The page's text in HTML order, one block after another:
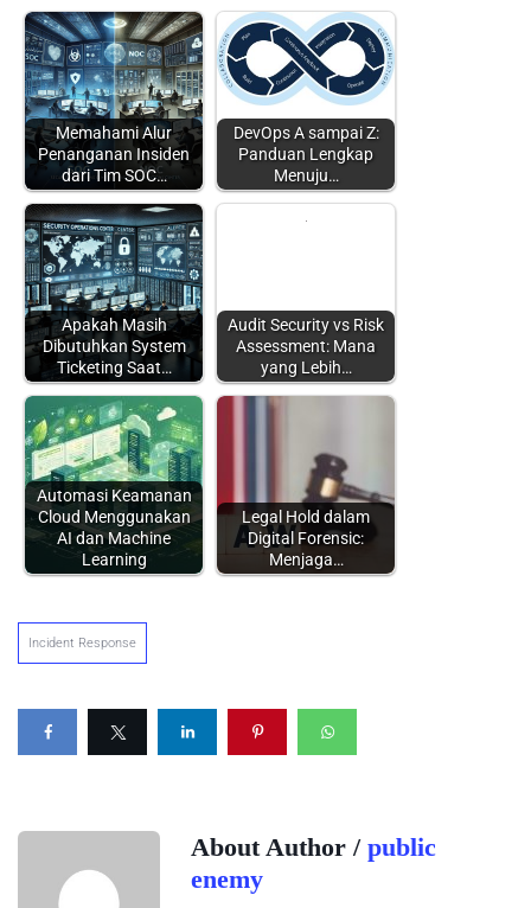
Memahami Alur
Penanganan Insiden
dari Tim SOC…
DevOps A sampai Z:
Panduan Lengkap
Menuju…
Apakah Masih
Dibutuhkan System
Ticketing Saat…
Audit Security vs Risk
Assessment: Mana
yang Lebih…
Automasi Keamanan
Cloud Menggunakan
AI dan Machine
Learning
Legal Hold dalam
Digital Forensic:
Menjaga…
Incident Response
About Author / public
enemy